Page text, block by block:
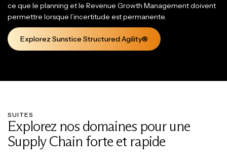
ce que le planning et le Revenue Growth Management doivent
permettre lorsque l’incertitude est permanente.
Explorez Sunstice Structured Agility®
SUITES
Explorez nos domaines pour une
Supply Chain forte et rapide